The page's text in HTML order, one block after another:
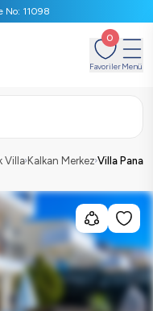
No: 11098
0
FavorilerMenü
Villa Kalkan Merkez Villa Pana